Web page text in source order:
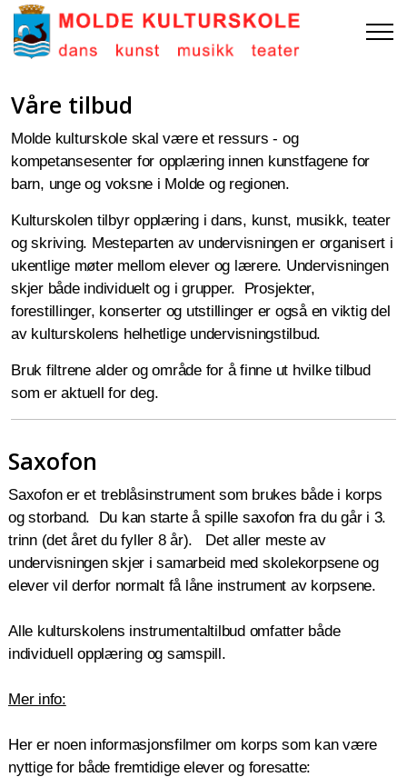
Våre tilbud
Molde kulturskole skal være et ressurs - og
kompetansesenter for opplæring innen kunstfagene for
barn, unge og voksne i Molde og regionen.
Kulturskolen tilbyr opplæring i dans, kunst, musikk, teater
og skriving. Mesteparten av undervisningen er organisert i
ukentlige møter mellom elever og lærere. Undervisningen
skjer både individuelt og i grupper. Prosjekter,
forestillinger, konserter og utstillinger er også en viktig del
av kulturskolens helhetlige undervisningstilbud.
Bruk filtrene alder og område for å finne ut hvilke tilbud
som er aktuell for deg.
Saxofon
Saxofon er et treblåsinstrument som brukes både i korps
og storband. Du kan starte å spille saxofon fra du går i 3.
trinn (det året du fyller 8 år). Det aller meste av
undervisningen skjer i samarbeid med skolekorpsene og
elever vil derfor normalt få låne instrument av korpsene.
Alle kulturskolens instrumentaltilbud omfatter både
individuell opplæring og samspill.
Mer info:
Her er noen informasjonsfilmer om korps som kan være
nyttige for både fremtidige elever og foresatte: